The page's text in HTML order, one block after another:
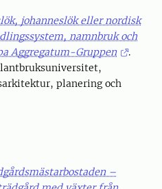
johanneslök eller nordisk
namnbruk och
Aggregatum-Gruppen
.
planering och
–